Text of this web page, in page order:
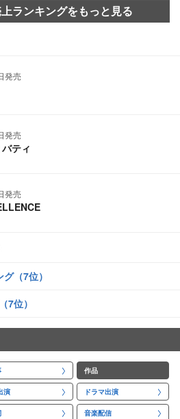
ランキングをもっと見る
発売
発売
ティ
発売
（7位）
7位）
作品
演 ドラマ出演
音楽配信